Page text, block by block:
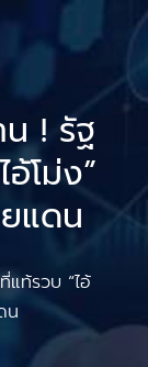
! รัฐ
โม่ง”
แดน
ท้รวบ “ไอ้
น